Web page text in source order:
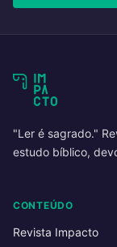
"Ler é sagrado."
estudo bíblico,
CONTEÚDO
Revista Impacto